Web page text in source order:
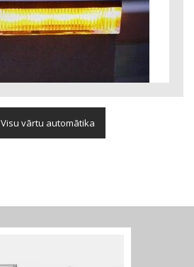
Visu vārtu automātika